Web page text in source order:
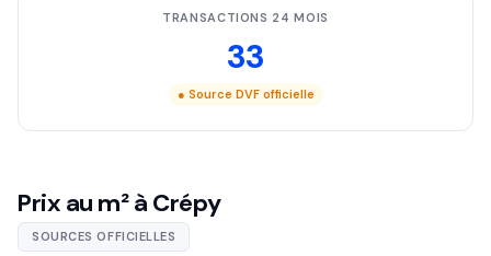
TRANSACTIONS 24 MOIS
33
● Source DVF officielle
Prix au m² à Crépy
SOURCES OFFICIELLES